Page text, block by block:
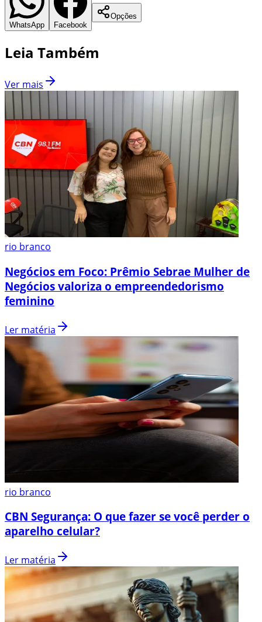
WhatsApp Facebook
Opções
Leia Também
Ver mais
rio branco
Negócios em Foco: Prêmio Sebrae Mulher de
Negócios valoriza o empreendedorismo
feminino
Ler matéria
rio branco
CBN Segurança: O que fazer se você perder o
aparelho celular?
Ler matéria